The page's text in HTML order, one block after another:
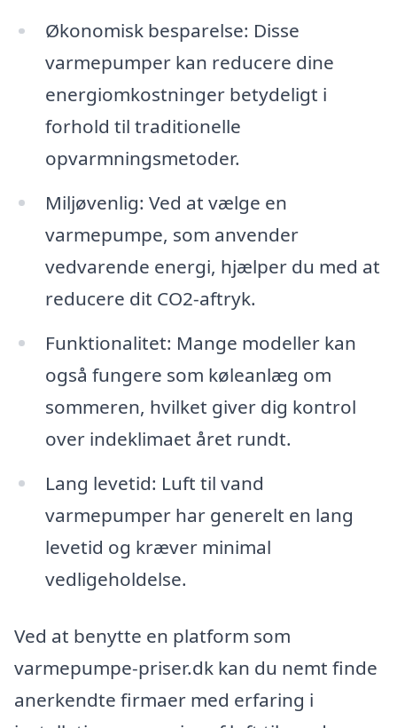
Økonomisk besparelse: Disse
varmepumper kan reducere dine
energiomkostninger betydeligt i
forhold til traditionelle
opvarmningsmetoder.
Miljøvenlig: Ved at vælge en
varmepumpe, som anvender
vedvarende energi, hjælper du med at
reducere dit CO2-aftryk.
Funktionalitet: Mange modeller kan
også fungere som køleanlæg om
sommeren, hvilket giver dig kontrol
over indeklimaet året rundt.
Lang levetid: Luft til vand
varmepumper har generelt en lang
levetid og kræver minimal
vedligeholdelse.
Ved at benytte en platform som
varmepumpe-priser.dk kan du nemt finde
anerkendte firmaer med erfaring i